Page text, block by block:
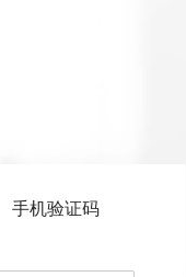
手机验证码